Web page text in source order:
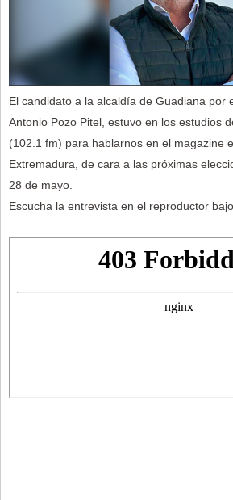
El candidato a la alcaldía de Guadiana por
Antonio Pozo Pitel, estuvo en los estudios
(102.1 fm) para hablarnos en el magazine
Extremadura, de cara a las próximas
28 de mayo.
Escucha la entrevista en el reproductor